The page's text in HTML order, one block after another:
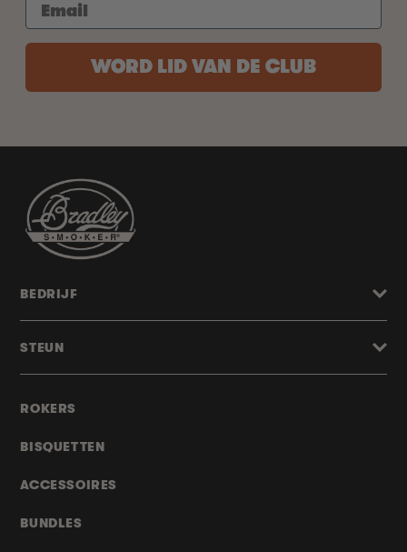
WORD LID VAN DE CLUB
ROKERS
BISQUETTEN
ACCESSOIRES
BUNDLES
BEDRIJF
STEUN